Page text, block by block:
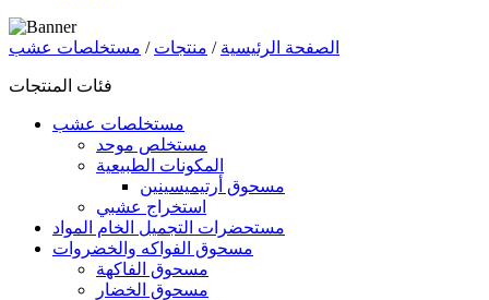
الصفحة الرئيسية / منتجات / مستخلصات عشب
فئات المنتجات
مستخلصات عشب
مستخلص موحد
المكونات الطبيعية
مسحوق أرتيميسينين
استخراج عشبي
مستحضرات التجميل الخام المواد
مسحوق الفواكه والخضروات
مسحوق الفاكهة
مسحوق الخضار